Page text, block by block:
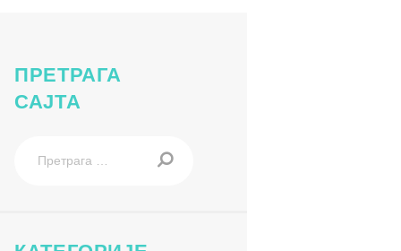
u-deciji-savez
ПРЕТРАГА
САЈТА